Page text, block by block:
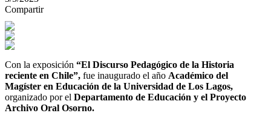
Compartir
Con la exposición “El Discurso Pedagógico de la Historia
reciente en Chile”, fue inaugurado el año Académico del
Magíster en Educación de la Universidad de Los Lagos,
organizado por el Departamento de Educación y el Proyecto
Archivo Oral Osorno.